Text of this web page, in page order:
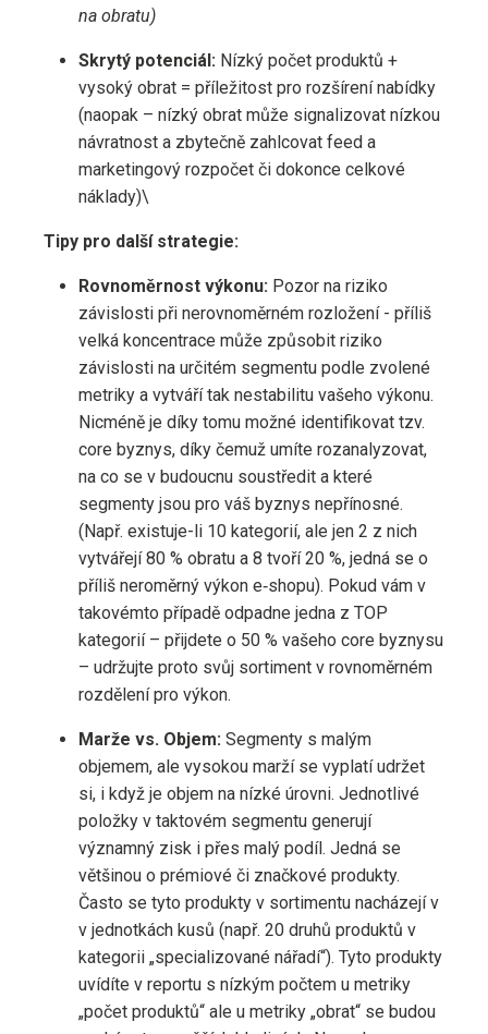
na obratu)
Skrytý potenciál: Nízký počet produktů +
vysoký obrat = příležitost pro rozšírení nabídky
(naopak – nízký obrat může signalizovat nízkou
návratnost a zbytečně zahlcovat feed a
marketingový rozpočet či dokonce celkové
náklady)\
Tipy pro další strategie:
Rovnoměrnost výkonu: Pozor na riziko
závislosti při nerovnoměrném rozložení - příliš
velká koncentrace může způsobit riziko
závislosti na určitém segmentu podle zvolené
metriky a vytváří tak nestabilitu vašeho výkonu.
Nicméně je díky tomu možné identifikovat tzv.
core byznys, díky čemuž umíte rozanalyzovat,
na co se v budoucnu soustředit a které
segmenty jsou pro váš byznys nepřínosné.
(Např. existuje-li 10 kategorií, ale jen 2 z nich
vytvářejí 80 % obratu a 8 tvoří 20 %, jedná se o
příliš neroměrný výkon e‑shopu). Pokud vám v
takovémto případě odpadne jedna z TOP
kategorií – přijdete o 50 % vašeho core byznysu
– udržujte proto svůj sortiment v rovnoměrném
rozdělení pro výkon.
Marže vs. Objem: Segmenty s malým
objemem, ale vysokou marží se vyplatí udržet
si, i když je objem na nízké úrovni. Jednotlivé
položky v taktovém segmentu generují
významný zisk i přes malý podíl. Jedná se
většinou o prémiové či značkové produkty.
Často se tyto produkty v sortimentu nacházejí v
v jednotkách kusů (např. 20 druhů produktů v
kategorii „specializované nářadí“). Tyto produkty
uvídíte v reportu s nízkým počtem u metriky
„počet produktů“ ale u metriky „obrat“ se budou